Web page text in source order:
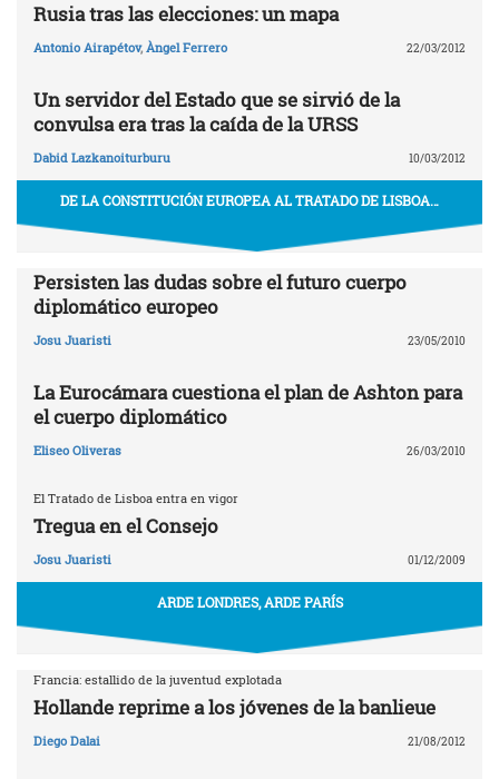
Rusia tras las elecciones: un mapa
Antonio Airapétov, Àngel Ferrero 22/03/2012
Un servidor del Estado que se sirvió de la
convulsa era tras la caída de la URSS
Dabid Lazkanoiturburu 10/03/2012
DE LA CONSTITUCIÓN EUROPEA AL TRATADO DE LISBOA…
Persisten las dudas sobre el futuro cuerpo
diplomático europeo
Josu Juaristi 23/05/2010
La Eurocámara cuestiona el plan de Ashton para
el cuerpo diplomático
Eliseo Oliveras 26/03/2010
El Tratado de Lisboa entra en vigor
Tregua en el Consejo
Josu Juaristi 01/12/2009
ARDE LONDRES, ARDE PARÍS
Francia: estallido de la juventud explotada
Hollande reprime a los jóvenes de la banlieue
Diego Dalai 21/08/2012